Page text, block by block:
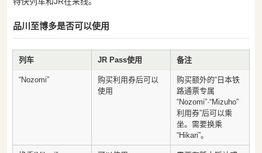
品川至博多是否可以使用
列车 JR Pass使用 备注
“Nozomi”
购买利用券后可以
使用
购买额外的“日本铁
路通票专属
“Nozomi”·“Mizuho”
利用券”后可以乘
坐。需要换乘
“Hikari”。